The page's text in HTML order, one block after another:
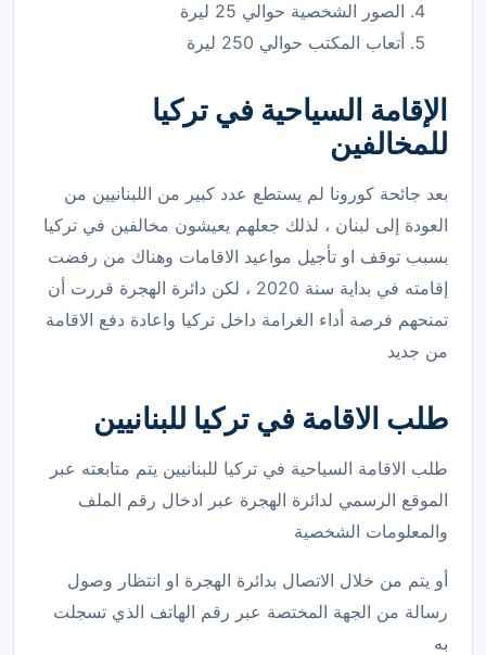
الصور الشخصية حوالي 25 ليرة
أتعاب المكتب حوالي 250 ليرة
الإقامة السياحية في تركيا
للمخالفين
بعد جائحة كورونا لم يستطع عدد كبير من اللبنانيين من
العودة إلى لبنان ، لذلك جعلهم يعيشون مخالفين في تركيا
بسبب توقف او تأجيل مواعيد الاقامات وهناك من رفضت
إقامته في بداية سنة 2020 ، لكن دائرة الهجرة قررت أن
تمنحهم فرصة أداء الغرامة داخل تركيا واعادة دفع الاقامة
من جديد
طلب الاقامة في تركيا للبنانيين
طلب الاقامة السياحية في تركيا للبنانيين يتم متابعته عبر
الموقع الرسمي لدائرة الهجرة عبر ادخال رقم الملف
والمعلومات الشخصية
أو يتم من خلال الاتصال بدائرة الهجرة او انتظار وصول
رسالة من الجهة المختصة عبر رقم الهاتف الذي تسجلت
به